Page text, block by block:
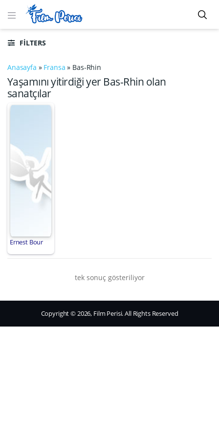
FILTERS
Anasayfa » Fransa » Bas-Rhin
Yaşamını yitirdiği yer Bas-Rhin olan
sanatçılar
Ernest Bour
tek sonuç gösteriliyor
Copyright © 2026, Film Perisi. All Rights Reserved